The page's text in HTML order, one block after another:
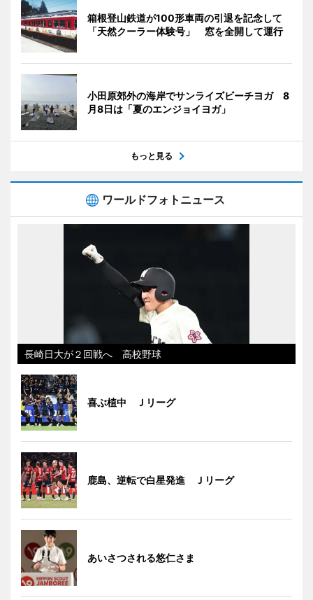
箱根登山鉄道が100形車両の引退を記念して
「天然クーラー体験号」 窓を全開して運行
小田原郊外の海岸でサンライズビーチヨガ 8
月8日は「夏のエンジョイヨガ」
もっと見る
ワールドフォトニュース
長崎日大が２回戦へ 高校野球
喜ぶ植中 Ｊリーグ
鹿島、逆転で白星発進 Ｊリーグ
あいさつされる悠仁さま